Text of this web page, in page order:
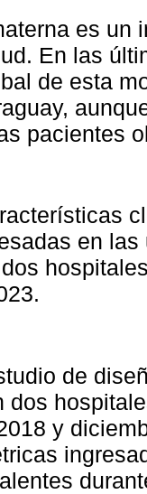
es un
En las
de esta
pacientes
en
de
dos
y